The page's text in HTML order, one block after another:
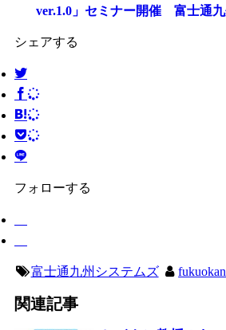
ver.1.0」セミナー開催 富士通
シェアする
フォローする
富士通九州システムズ
関連記事